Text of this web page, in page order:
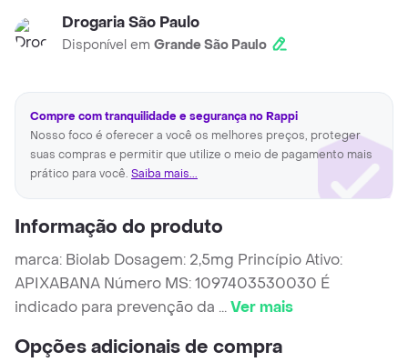
Drogaria São Paulo
Disponível em Grande São Paulo
Compre com tranquilidade e segurança no Rappi
Nosso foco é oferecer a você os melhores preços, proteger
suas compras e permitir que utilize o meio de pagamento mais
prático para você. Saiba mais...
Informação do produto
marca: Biolab Dosagem: 2,5mg Princípio Ativo:
APIXABANA Número MS: 1097403530030 É
indicado para prevenção da ...Ver mais
Opções adicionais de compra